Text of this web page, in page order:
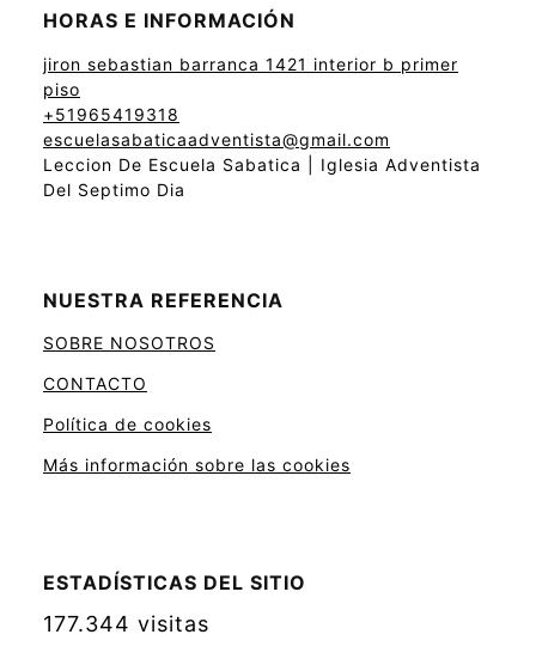
HORAS E INFORMACIÓN
jiron sebastian barranca 1421 interior b primer
piso
+51965419318
escuelasabaticaadventista@gmail.com
Leccion De Escuela Sabatica | Iglesia Adventista
Del Septimo Dia
NUESTRA REFERENCIA
SOBRE NOSOTROS
CONTACTO
Política de cookies
Más información sobre las cookies
ESTADÍSTICAS DEL SITIO
177.344 visitas